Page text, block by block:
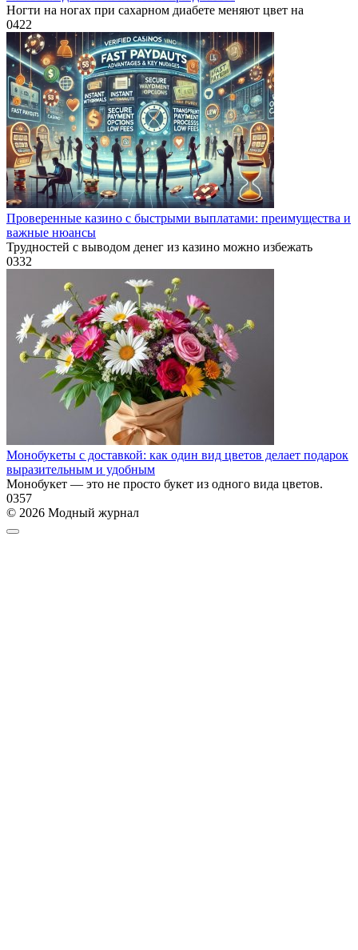
Ногти на ногах при сахарном диабете меняют цвет на
0422
Проверенные казино с быстрыми выплатами: преимущества и
важные нюансы
Трудностей с выводом денег из казино можно избежать
0332
Монобукеты с доставкой: как один вид цветов делает подарок
выразительным и удобным
Монобукет — это не просто букет из одного вида цветов.
0357
© 2026 Модный журнал